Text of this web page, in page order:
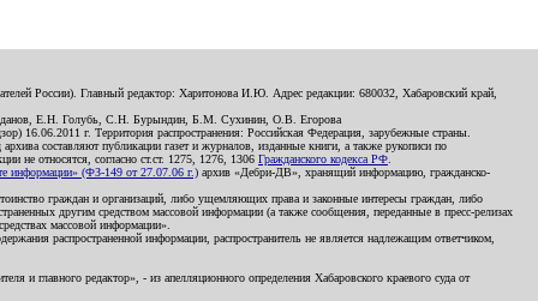
России). Главный редактор: Харитонова И.Ю. Адрес редакции: 680032, Хабаровский край,
Е.Н. Голубь, С.Н. Бурындин, Б.М. Сухинин, О.В. Егорова
16.06.2011 г. Территория распространения: Российская Федерация, зарубежные страны.
составляют публикации газет и журналов, изданные книги, а также рукописи по
не относятся, согласно ст.ст. 1275, 1276, 1306 Гражданского кодекса РФ
информации» (ФЗ-149 от 27.07.06 г.) архив «Дебри-ДВ», хранящий информацию, гражданско-
граждан и организаций, либо ущемляющих права и законные интересы граждан, либо
другим средством массовой информации (а также сообщения, переданные в пресс-релизах
массовой информации».
распространенной информации, распространитель не является надлежащим ответчиком,
главного редактор», - из апелляционного определения Хабаровского краевого суда от